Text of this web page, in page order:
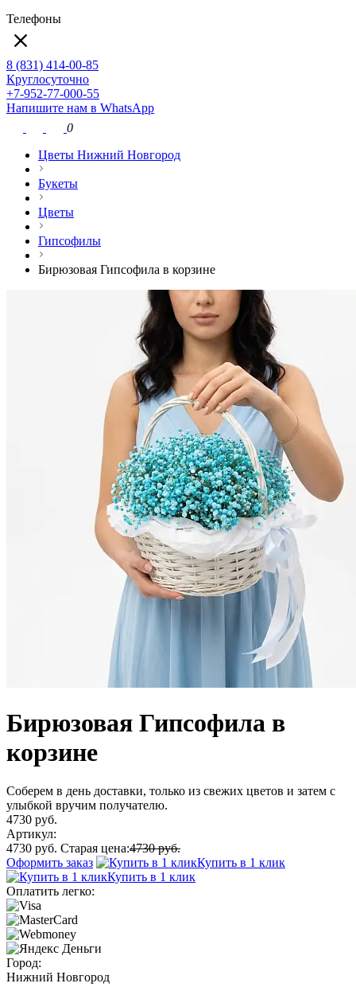
Телефоны
8 (831) 414-00-85
Круглосуточно
+7-952-77-000-55
Напишите нам в WhatsApp
0
Цветы Нижний Новгород
Букеты
Цветы
Гипсофилы
Бирюзовая Гипсофила в корзине
Бирюзовая Гипсофила в
корзине
Соберем в день доставки, только из свежих цветов и затем с
улыбкой вручим получателю.
4730 руб.
Артикул:
4730 руб. Старая цена:4730 руб.
Оформить заказ
Купить в 1 клик
Купить в 1 клик
Оплатить легко:
Город:
Нижний Новгород